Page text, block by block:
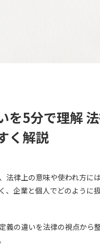
を5分で理解
く解説
法律上の意味や使われ方に
、企業と個人でどのように
義の違いを法律の視点から